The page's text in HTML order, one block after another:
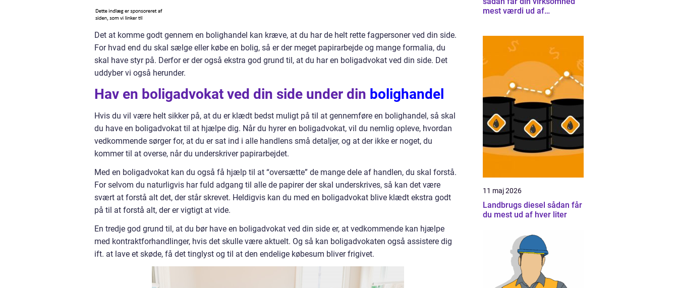
Det at komme godt gennem en bolighandel kan kræve, at du har de helt rette fagpersoner ved din side.
For hvad end du skal sælge eller købe en bolig, så er der meget papirarbejde og mange formalia, du
skal have styr på. Derfor er der også ekstra god grund til, at du har en boligadvokat ved din side. Det
uddyber vi også herunder.
Hav en boligadvokat ved din side under din bolighandel
Hvis du vil være helt sikker på, at du er klædt bedst muligt på til at gennemføre en bolighandel, så skal
du have en boligadvokat til at hjælpe dig. Når du hyrer en boligadvokat, vil du nemlig opleve, hvordan
vedkommende sørger for, at du er sat ind i alle handlens små detaljer, og at der ikke er noget, du
kommer til at overse, når du underskriver papirarbejdet.
Med en boligadvokat kan du også få hjælp til at “oversætte” de mange dele af handlen, du skal forstå.
For selvom du naturligvis har fuld adgang til alle de papirer der skal underskrives, så kan det være
svært at forstå alt det, der står skrevet. Heldigvis kan du med en boligadvokat blive klædt ekstra godt
på til at forstå alt, der er vigtigt at vide.
En tredje god grund til, at du bør have en boligadvokat ved din side er, at vedkommende kan hjælpe
med kontraktforhandlinger, hvis det skulle være aktuelt. Og så kan boligadvokaten også assistere dig
ift. at lave et skøde, få det tinglyst og til at den endelige købesum bliver frigivet.
mest værdi ud af
11 maj 2026
Landbrugs diesel sådan får
du mest ud af hver liter